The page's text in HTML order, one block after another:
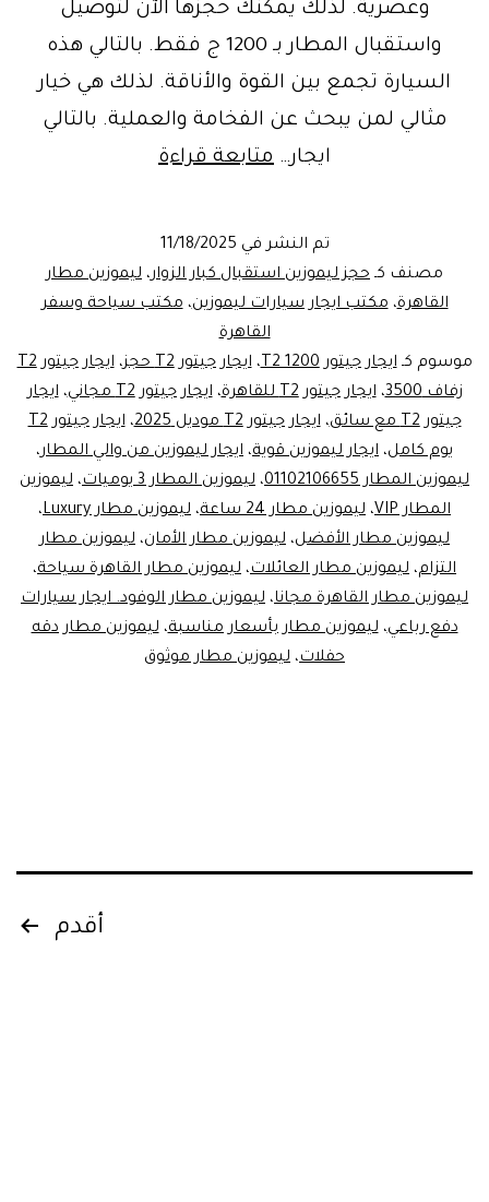
وعصرية. لذلك يمكنك حجزها الآن لتوصيل
واستقبال المطار بـ 1200 ج فقط. بالتالي هذه
السيارة تجمع بين القوة والأناقة. لذلك هي خيار
مثالي لمن يبحث عن الفخامة والعملية. بالتالي
ايجار… متابعة قراءةايجار
رباعي
|
ليموزين
المطار
ب
1000
جنيه
فقط
|
احجز
تم النشر في 11/18/2025
مصنف كـ حجز ليموزين استقبال كبار الزوار، ليموزين مطار
القاهرة،مكتب ايجار سيارات ليموزين،مكتب سياحة وسفر
القاهرة
موسوم كـايجار جيتور T2 1200 ،ايجار جيتور T2 حجز ،
ايجار جيتور T2
زفاف 3500
،ايجار جيتور T2 للقاهرة ،ايجار جيتور T2 مجاني ،ايجار
جيتور T2 مع سائق
،ايجار جيتور T2 موديل 2025 ،
ايجار جيتور T2
يوم كامل، ايجار ليموزين قوية، ايجار ليموزين من والي المطار،
ليموزين المطار 01102106655
، ليموزين المطار 3 يوميات ، ليموزين
المطار VIP
، ليموزين مطار 24 ساعة ، ليموزين مطار Luxury
،
ليموزين مطار الأفضل، ليموزين مطار الأمان، ليموزين مطار
التزام، ليموزين مطار العائلات، ليموزين مطار القاهرة سياحة،
ليموزين مطار القاهرة مجانا، ليموزين مطار الوفود. ايجار سيارات
دفع رباعي،ليموزين مطار بأسعار مناسبة،ليموزين مطار دقه
حفلات، ليموزين مطار موثوق
أقدم